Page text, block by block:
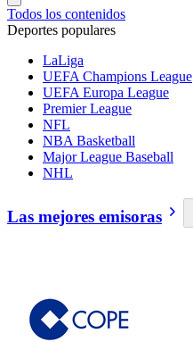
Todos los contenidos
Deportes populares
LaLiga
UEFA Champions League
UEFA Europa League
Premier League
NFL
NBA Basketball
Major League Baseball
NHL
Las mejores emisoras